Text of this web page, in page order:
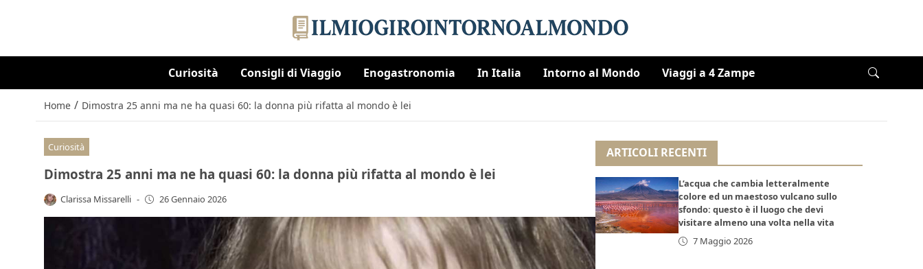
Curiosità Consigli di Viaggio Enogastronomia In Italia Intorno al Mondo Viaggi a 4 Zampe
Home / Dimostra 25 anni ma ne ha quasi 60: la donna più rifatta al mondo è lei
Curiosità
Dimostra 25 anni ma ne ha quasi 60: la donna più rifatta al mondo è lei
Clarissa Missarelli - 26 Gennaio 2026
ARTICOLI RECENTI
L’acqua che cambia letteralmente
colore ed un maestoso vulcano sullo
sfondo: questo è il luogo che devi
visitare almeno una volta nella vita
7 Maggio 2026